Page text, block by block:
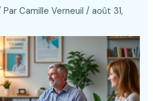
ParCamille Verneuil/août 31,